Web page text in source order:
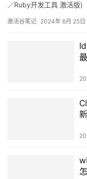
／Ruby开发工具 激活版)
激活谷笔记 2024年 6月 25日